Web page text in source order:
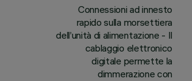
Connessioni ad innesto
rapido sulla morsettiera
dell’unità di alimentazione - Il
cablaggio elettronico
digitale permette la
dimmerazione con